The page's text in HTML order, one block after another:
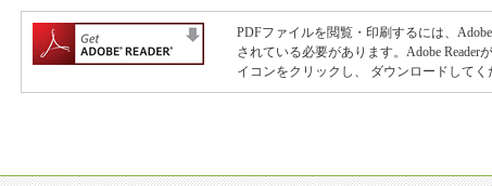
PDFファイルを閲覧・印刷するには、
されている必要があります。Adobe
イコンをクリックし、 ダウンロードしてく